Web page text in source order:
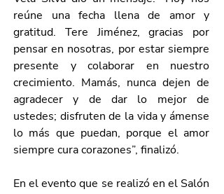
reúne una fecha llena de amor y
gratitud. Tere Jiménez, gracias por
pensar en nosotras, por estar siempre
presente y colaborar en nuestro
crecimiento. Mamás, nunca dejen de
agradecer y de dar lo mejor de
ustedes; disfruten de la vida y ámense
lo más que puedan, porque el amor
siempre cura corazones”, finalizó.
En el evento que se realizó en el Salón